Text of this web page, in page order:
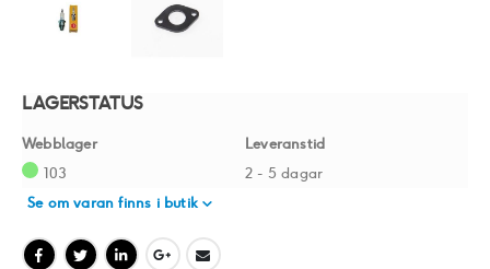
LAGERSTATUS
Webblager
Leveranstid
103
2 - 5 dagar
Se om varan finns i butik